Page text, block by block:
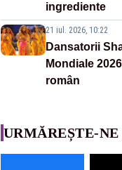
ingrediente
21 iul. 2026, 10:22
Dansatorii
Mondiale
român
URMĂREȘTE-NE